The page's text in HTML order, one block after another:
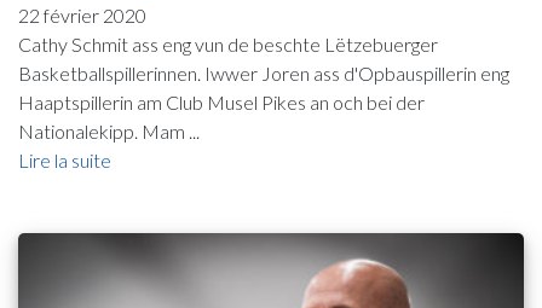
22 février 2020
Cathy Schmit ass eng vun de beschte Lëtzebuerger
Basketballspillerinnen. Iwwer Joren ass d'Opbauspillerin eng
Haaptspillerin am Club Musel Pikes an och bei der
Nationalekipp. Mam ...
Lire la suite